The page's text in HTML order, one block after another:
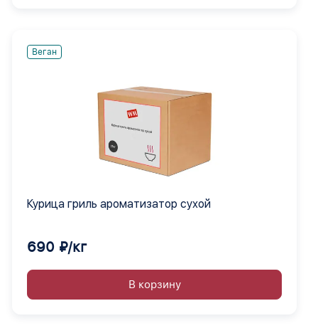
Веган
Курица гриль ароматизатор сухой
690 ₽/кг
В корзину